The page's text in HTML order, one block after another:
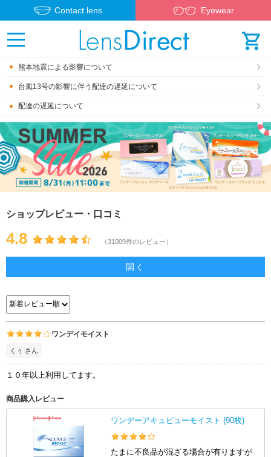
Contact lens Eyewear
熊本地震による影響について
台風13号の影響に伴う配達の遅延について
配達の遅延について
ショップレビュー・口コミ
4.8 （31009件のレビュー）
開く
ワンデイモイスト
くぅ さん
１０年以上利用してます。
商品購入レビュー
ワンデーアキュビューモイスト (90枚)
たまに不良品が混ざる場合が有りますが